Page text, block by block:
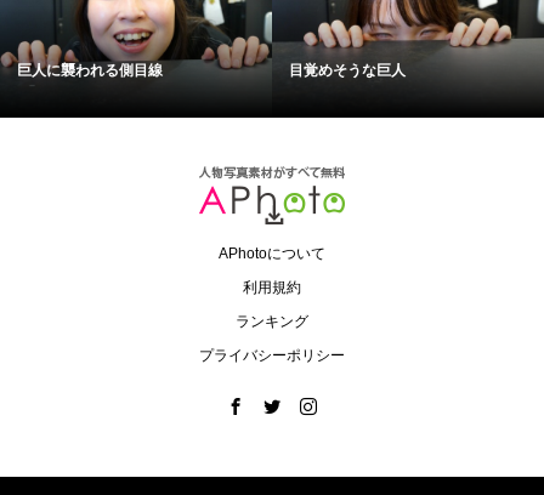
巨人に襲われる側目線 目覚めそうな巨人
APhotoについて
利用規約
ランキング
プライバシーポリシー